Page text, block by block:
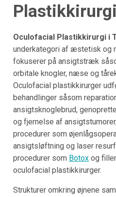
Oculofacial Plastikkirurgi i
underkategori af æstetisk og
fokuserer på ansigtstræk
orbitale knogler, næse og
Oculofacial plastikkirurger
behandlinger såsom
ansigtsknoglebrud,
og fjernelse af
procedurer som
ansigtsløftning og laser
procedurer som Botoxog
oculofacial plastikkirurger.
Strukturer omkring øjnene